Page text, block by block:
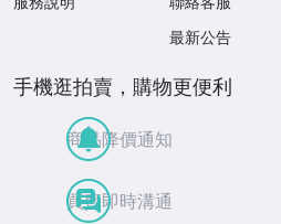
最新公告
手機逛拍賣，購物更便利
商品降價通知
買賣即時溝通